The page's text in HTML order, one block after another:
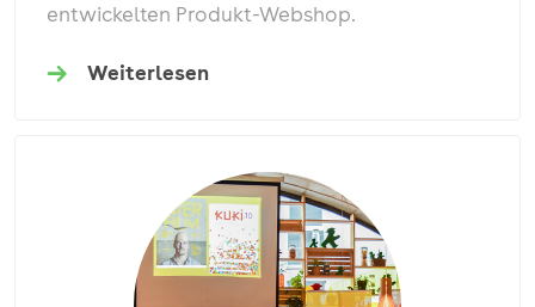
entwickelten Produkt-Webshop.
Weiterlesen